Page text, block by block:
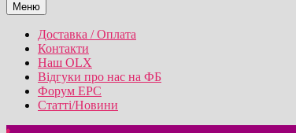
Меню
Доставка / Оплата
Контакти
Наш OLX
Відгуки про нас на ФБ
Форум EPC
Статті/Новини